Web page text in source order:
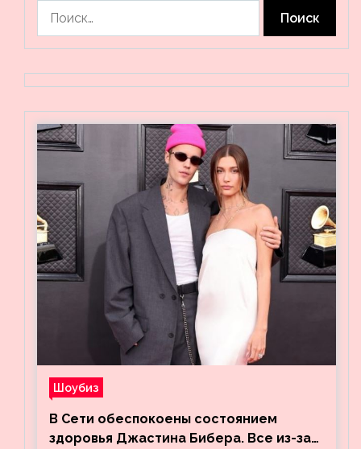
Шоубиз
В Сети обеспокоены состоянием
здоровья Джастина Бибера. Все из-за